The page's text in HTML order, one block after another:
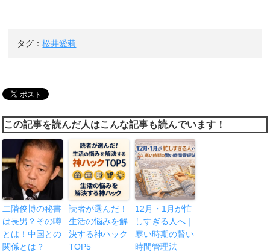
タグ：松井愛莉
この記事を読んだ人はこんな記事も読んでいます！
二階俊博の秘書
は長男？その噂
とは！中国との
関係とは？
読者が選んだ！
生活の悩みを解
決する神ハック
TOP5
12月・1月が忙
しすぎる人へ｜
寒い時期の賢い
時間管理法